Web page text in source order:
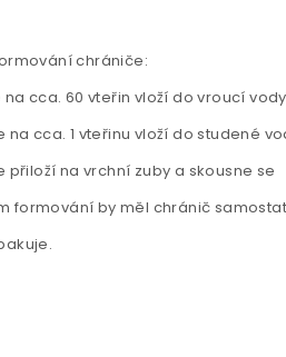
chrániče:
na cca. 60 vteřin vloží do vroucí vody
na cca. 1 vteřinu vloží do studené
přiloží na vrchní zuby a skousne se
formování by měl chránič